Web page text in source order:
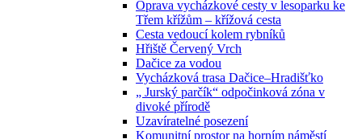
Oprava vycházkové cesty v lesoparku ke
Třem křížům – křížová cesta
Cesta vedoucí kolem rybníků
Hřiště Červený Vrch
Dačice za vodou
Vycházková trasa Dačice–Hradišťko
„ Jurský parčík“ odpočinková zóna v
divoké přírodě
Uzavíratelné posezení
Komunitní prostor na horním náměstí